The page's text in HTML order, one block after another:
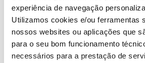
experiência de navegação
Utilizamos cookies e/ou ferramentas
nossos websites ou aplicações que
para o seu bom funcionamento
necessários para a prestação de
Descubra as novidades de